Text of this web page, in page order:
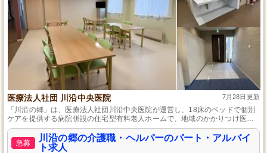
医療法人社団 川沿中央医院 7月28日更新
「川沿の郷」は、医療法人社団川沿中央医院が運営し、18床のベッドで個別
ケアを提供する病院併設の住宅型有料老人ホームで、地域のかかりつけ医と
しての役割も果たしています。
急募
川沿の郷の介護職・ヘルパーのパート・アルバイ
ト求人